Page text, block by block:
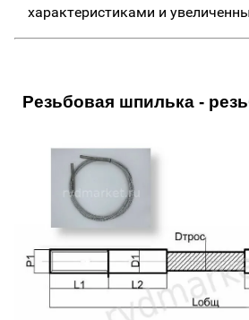
характеристиками и
Резьбовая шпилька -